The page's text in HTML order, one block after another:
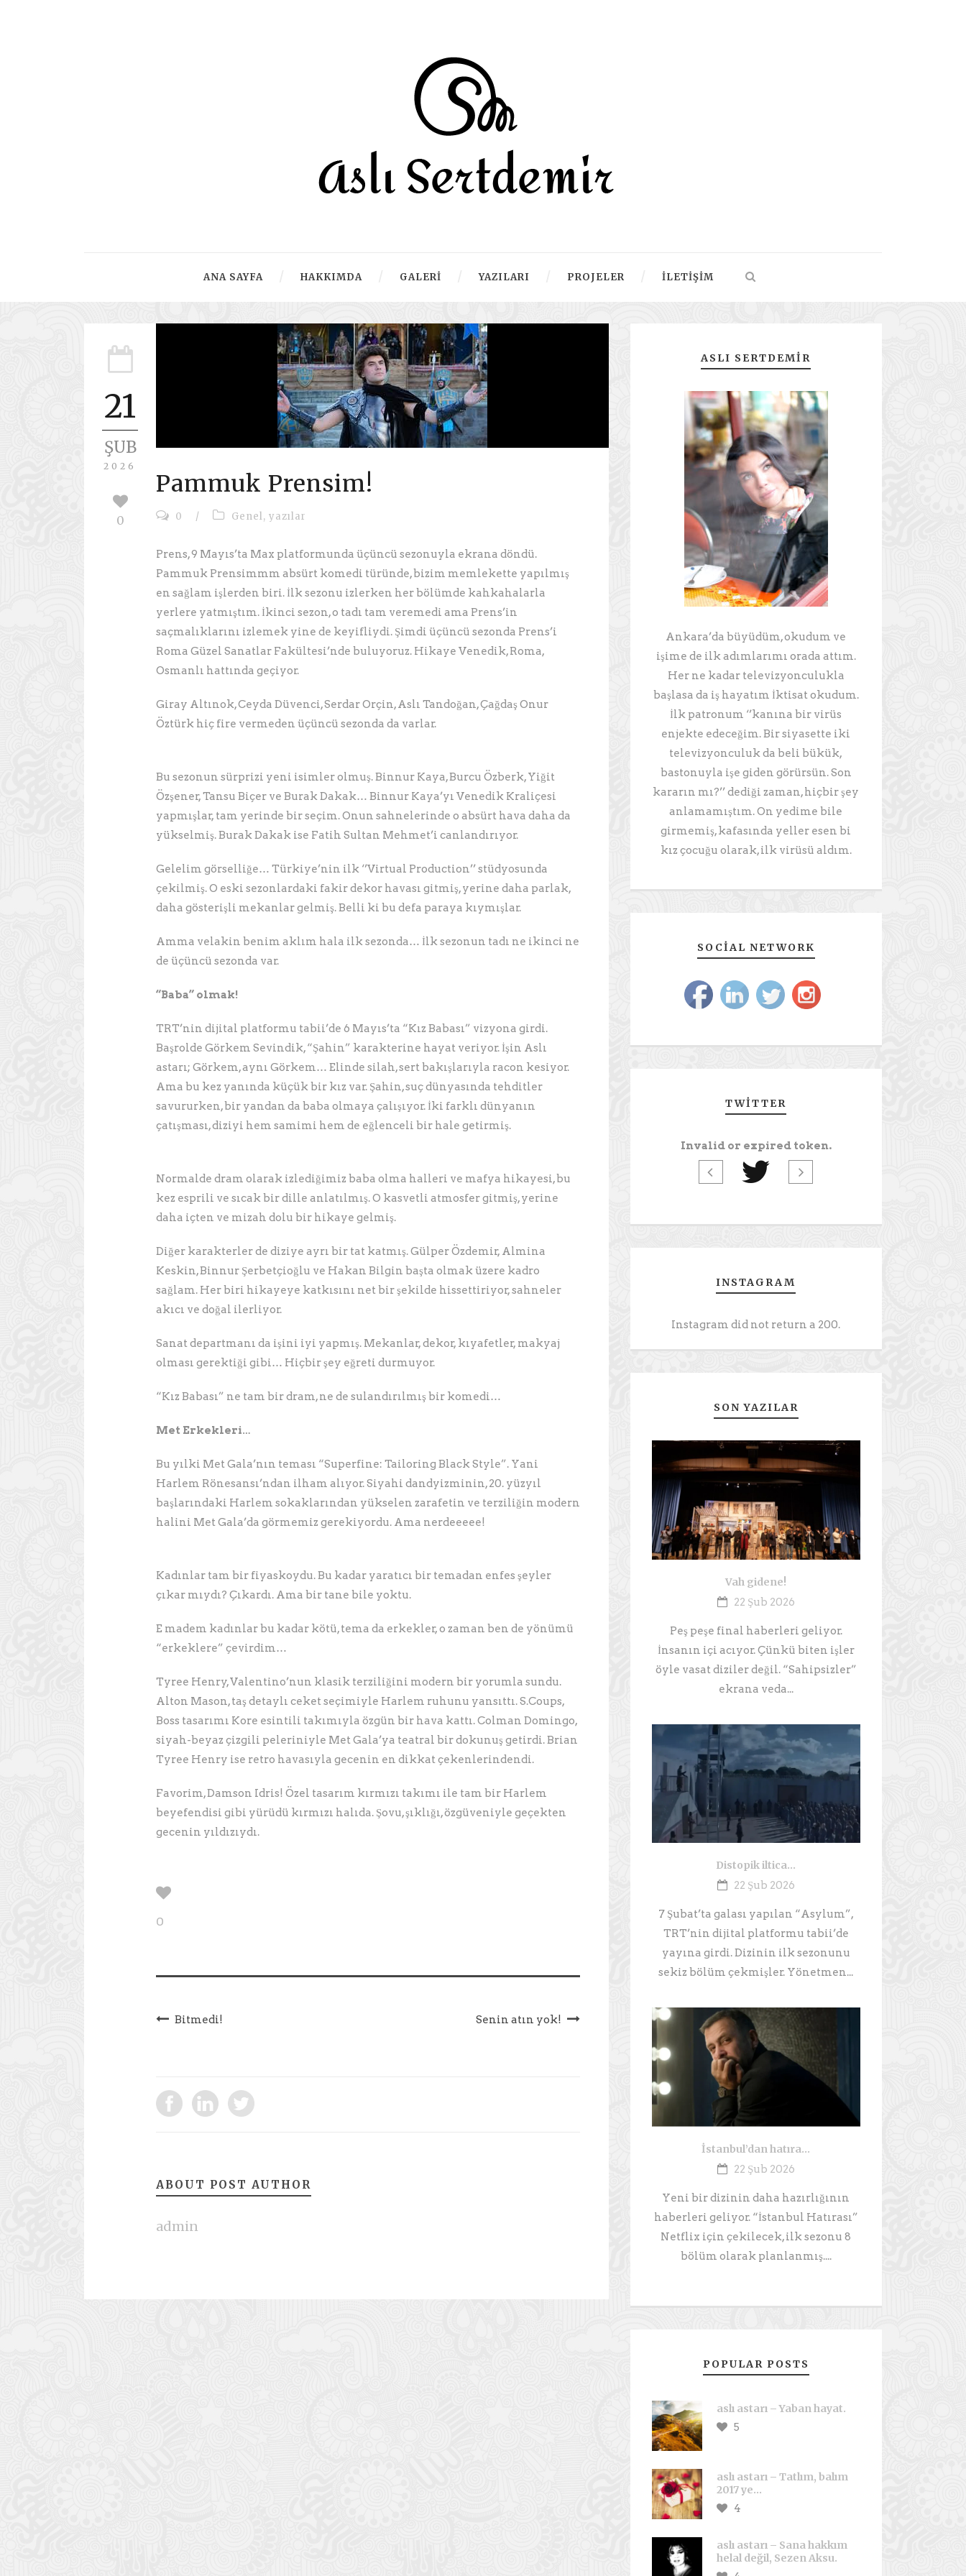
ANA SAYFA HAKKIMDA GALERI YAZILARI PROJELER İLETIŞIM
21
ŞUB
2026
0
Pammuk Prensim!
0 / Genel, yazılar
Prens, 9 Mayıs’ta Max platformunda üçüncü sezonuyla ekrana döndü.
Pammuk Prensimmm absürt komedi türünde, bizim memlekette yapılmış
en sağlam işlerden biri. İlk sezonu izlerken her bölümde kahkahalarla
yerlere yatmıştım. İkinci sezon, o tadı tam veremedi ama Prens’in
saçmalıklarını izlemek yine de keyifliydi. Şimdi üçüncü sezonda Prens’i
Roma Güzel Sanatlar Fakültesi’nde buluyoruz. Hikaye Venedik, Roma,
Osmanlı hattında geçiyor.
Giray Altınok, Ceyda Düvenci, Serdar Orçin, Aslı Tandoğan, Çağdaş Onur
Öztürk hiç fire vermeden üçüncü sezonda da varlar.
Bu sezonun sürprizi yeni isimler olmuş. Binnur Kaya, Burcu Özberk, Yiğit
Özşener, Tansu Biçer ve Burak Dakak… Binnur Kaya’yı Venedik Kraliçesi
yapmışlar, tam yerinde bir seçim. Onun sahnelerinde o absürt hava daha da
yükselmiş. Burak Dakak ise Fatih Sultan Mehmet’i canlandırıyor.
Gelelim görselliğe… Türkiye’nin ilk ‘’Virtual Production’’ stüdyosunda
çekilmiş. O eski sezonlardaki fakir dekor havası gitmiş, yerine daha parlak,
daha gösterişli mekanlar gelmiş. Belli ki bu defa paraya kıymışlar.
Amma velakin benim aklım hala ilk sezonda… İlk sezonun tadı ne ikinci ne
de üçüncü sezonda var.
“Baba” olmak!
TRT’nin dijital platformu tabii’de 6 Mayıs’ta “Kız Babası” vizyona girdi.
Başrolde Görkem Sevindik, “Şahin” karakterine hayat veriyor. İşin Aslı
astarı; Görkem, aynı Görkem… Elinde silah, sert bakışlarıyla racon kesiyor.
Ama bu kez yanında küçük bir kız var. Şahin, suç dünyasında tehditler
savururken, bir yandan da baba olmaya çalışıyor. İki farklı dünyanın
çatışması, diziyi hem samimi hem de eğlenceli bir hale getirmiş.
Normalde dram olarak izlediğimiz baba olma halleri ve mafya hikayesi, bu
kez esprili ve sıcak bir dille anlatılmış. O kasvetli atmosfer gitmiş, yerine
daha içten ve mizah dolu bir hikaye gelmiş.
Diğer karakterler de diziye ayrı bir tat katmış. Gülper Özdemir, Almina
Keskin, Binnur Şerbetçioğlu ve Hakan Bilgin başta olmak üzere kadro
sağlam. Her biri hikayeye katkısını net bir şekilde hissettiriyor, sahneler
akıcı ve doğal ilerliyor.
Sanat departmanı da işini iyi yapmış. Mekanlar, dekor, kıyafetler, makyaj
olması gerektiği gibi… Hiçbir şey eğreti durmuyor.
“Kız Babası” ne tam bir dram, ne de sulandırılmış bir komedi…
Met Erkekleri…
Bu yılki Met Gala’nın teması “Superfine: Tailoring Black Style”. Yani
Harlem Rönesansı’ndan ilham alıyor. Siyahi dandyizminin, 20. yüzyıl
başlarındaki Harlem sokaklarından yükselen zarafetin ve terziliğin modern
halini Met Gala’da görmemiz gerekiyordu. Ama nerdeeeee!
Kadınlar tam bir fiyaskoydu. Bu kadar yaratıcı bir temadan enfes şeyler
çıkar mıydı? Çıkardı. Ama bir tane bile yoktu.
E madem kadınlar bu kadar kötü, tema da erkekler, o zaman ben de yönümü
“erkeklere” çevirdim…
Tyree Henry, Valentino’nun klasik terziliğini modern bir yorumla sundu.
Alton Mason, taş detaylı ceket seçimiyle Harlem ruhunu yansıttı. S.Coups,
Boss tasarımı Kore esintili takımıyla özgün bir hava kattı. Colman Domingo,
siyah-beyaz çizgili peleriniyle Met Gala’ya teatral bir dokunuş getirdi. Brian
Tyree Henry ise retro havasıyla gecenin en dikkat çekenlerindendi.
Favorim, Damson Idris! Özel tasarım kırmızı takımı ile tam bir Harlem
beyefendisi gibi yürüdü kırmızı halıda. Şovu, şıklığı, özgüveniyle geçekten
gecenin yıldızıydı.
0
Bitmedi! Senin atın yok!
ABOUT POST AUTHOR
admin
ASLI SERTDEMIR
Ankara’da büyüdüm, okudum ve
işime de ilk adımlarımı orada attım.
Her ne kadar televizyonculukla
başlasa da iş hayatım İktisat okudum.
İlk patronum ‘’kanına bir virüs
enjekte edeceğim. Bir siyasette iki
televizyonculuk da beli bükük,
bastonuyla işe giden görürsün. Son
kararın mı?’’ dediği zaman, hiçbir şey
anlamamıştım. On yedime bile
girmemiş, kafasında yeller esen bi
kız çocuğu olarak, ilk virüsü aldım.
SOCIAL NETWORK
TWITTER
Invalid or expired token.
INSTAGRAM
Instagram did not return a 200.
SON YAZILAR
Vah gidene!
22 Şub 2026
Peş peşe final haberleri geliyor.
İnsanın içi acıyor. Çünkü biten işler
öyle vasat diziler değil. “Sahipsizler”
ekrana veda...
Distopik iltica…
22 Şub 2026
7 Şubat’ta galası yapılan “Asylum”,
TRT’nin dijital platformu tabii’de
yayına girdi. Dizinin ilk sezonunu
sekiz bölüm çekmişler. Yönetmen...
İstanbul’dan hatıra…
22 Şub 2026
Yeni bir dizinin daha hazırlığının
haberleri geliyor. “İstanbul Hatırası”
Netflix için çekilecek, ilk sezonu 8
bölüm olarak planlanmış....
POPULAR POSTS
aslı astarı – Yaban hayat.
5
aslı astarı – Tatlım, balım
2017 ye…
4
aslı astarı – Sana hakkım
helal değil, Sezen Aksu.